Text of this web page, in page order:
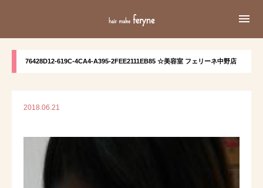

76428D12-619C-4CA4-A395-2FEE2111EB85 ☆美容室 フェリーネ中野店
2018.06.21